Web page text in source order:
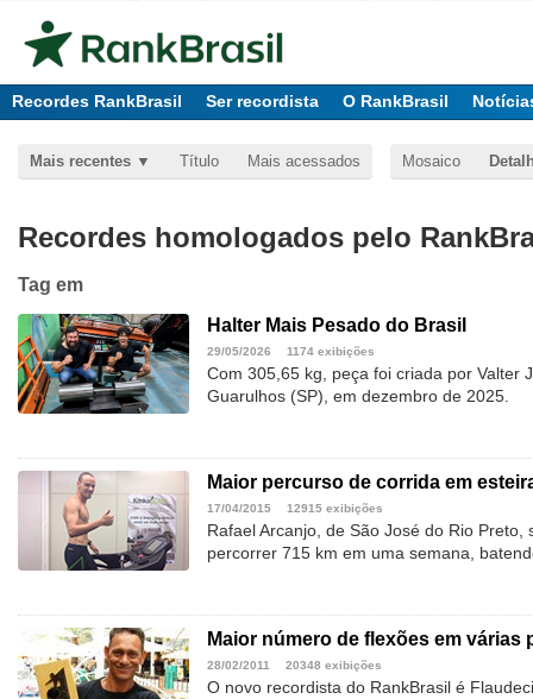
Recordes RankBrasil Ser recordista O RankBrasil
Mais recentes Título Mais acessados Mosaico
Recordes homologados pelo
Tag em
Halter Mais Pesado do Brasil
29/05/2026 1174 exibições
Com 305,65 kg, peça foi criada por Valter
Guarulhos (SP), em dezembro de 2025.
Maior percurso de corrida em
17/04/2015 12915 exibições
Rafael Arcanjo, de São José do Rio
percorrer 715 km em uma semana,
Maior número de flexões em várias
28/02/2011 20348 exibições
O novo recordista do RankBrasil é